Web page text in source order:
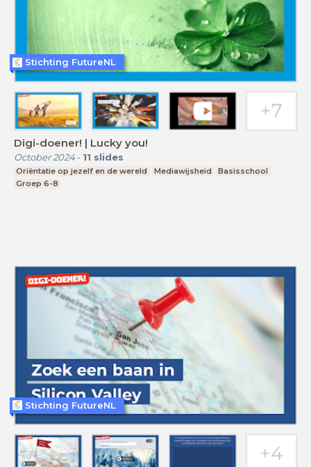
Digi-doener! | Lucky you!
October 2024- 11 slides
Oriëntatie op jezelf en de wereld Mediawijsheid
Basisschool
Groep 6-8
Stichting FutureNL
Stichting FutureNL